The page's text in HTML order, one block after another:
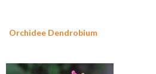
Orchidee Dendrobium